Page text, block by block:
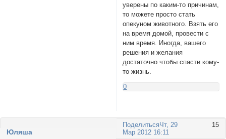
уверены по каким-то причинам,
то можете просто стать
опекуном животного. Взять его
на время домой, провести с
ним время. Иногда, вашего
решения и желания
достаточно чтобы спасти кому-
то жизнь.
0
Поделиться 15
Чт, 29
Мар 2012 16:11
Юляша